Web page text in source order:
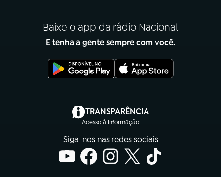
Baixe o app da rádio Nacional
E tenha a gente sempre com você.
TRANSPARÊNCIA
Acesso à Informação
(abre em nova aba)
Siga-nos nas redes sociais